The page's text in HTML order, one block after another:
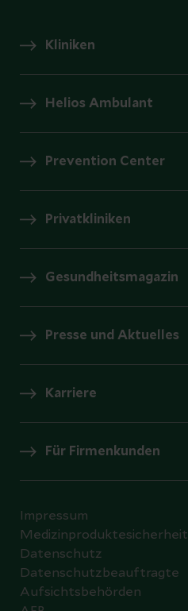
Kliniken
Helios Ambulant
Prevention Center
Privatkliniken
Gesundheitsmagazin
Presse und Aktuelles
Karriere
Für Firmenkunden
Impressum
Medizinproduktesicherheit
Datenschutz
Datenschutzbeauftragte
Aufsichtsbehörden